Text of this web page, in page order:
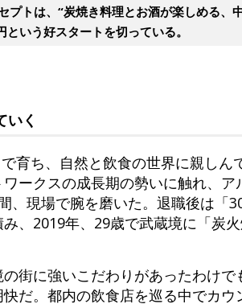
トは、“炭焼き料理とお酒が楽しめる、
いう好スタートを切っている。
いく
育ち、自然と飲食の世界に親しん
ークスの成長期の勢いに触れ、ア
、現場で腕を磨いた。退職後は「
、2019年、29歳で武蔵境に「炭
街に強いこだわりがあったわけ
だ。都内の飲食店を巡る中でカ